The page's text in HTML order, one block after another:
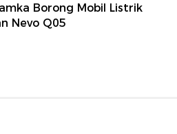
Borong Mobil Listrik
Nevo Q05